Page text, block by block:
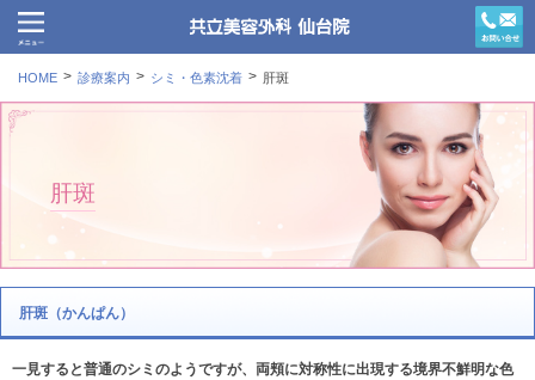
HOME 診療案内 シミ・色素沈着 肝斑
肝斑
肝斑（かんぱん）
一見すると普通のシミのようですが、両頬に対称性に出現する境界不鮮明な色